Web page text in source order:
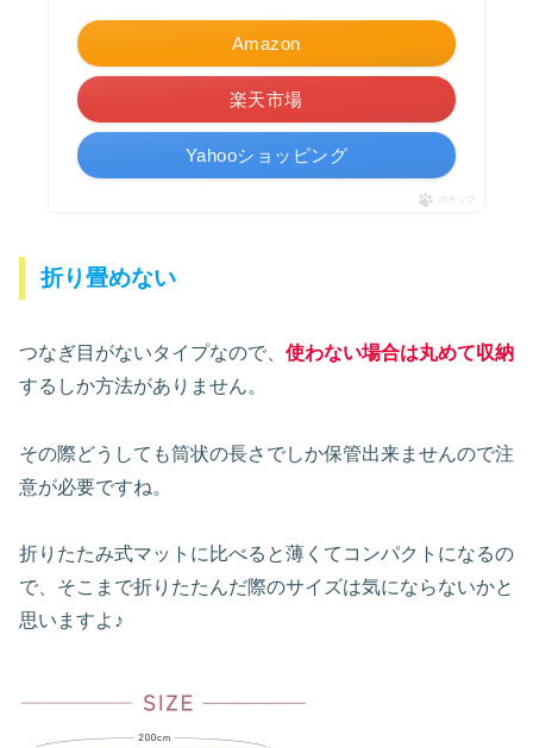
Amazon
楽天市場
Yahooショッピング
ポチップ
折り畳めない
つなぎ目がないタイプなので、 使わない場合は丸めて収納
するしか方法がありません。
その際どうしても筒状の長さでしか保管出来ませんので注
意が必要ですね。
折りたたみ式マットに比べると薄くてコンパクトになるの
で、そこまで折りたたんだ際のサイズは気にならないかと
思いますよ♪